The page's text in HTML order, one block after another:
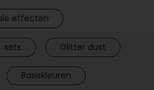
effecten
sets Glitter dust
Basiskleuren